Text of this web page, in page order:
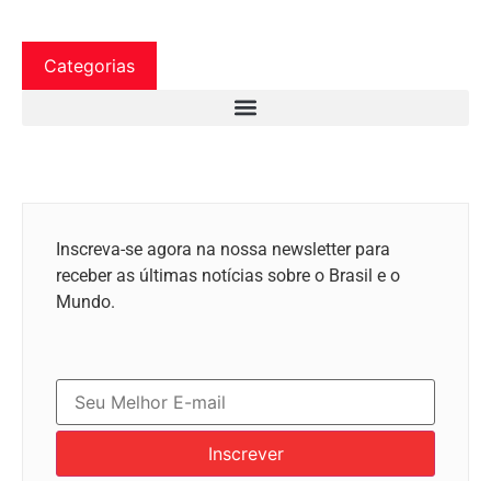
Categorias
Inscreva-se agora na nossa newsletter para
receber as últimas notícias sobre o Brasil e o
Mundo.
Inscrever